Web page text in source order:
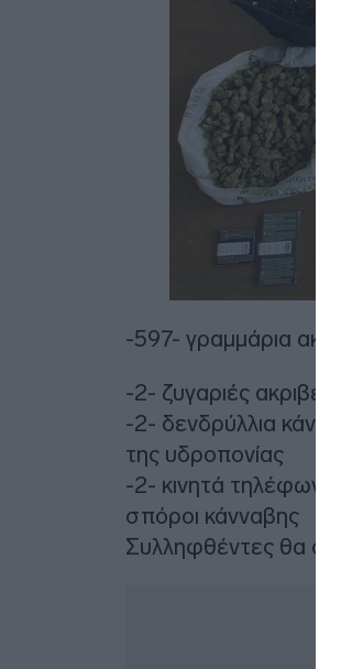
-597- γραμμάρια
-2- ζυγαριές ακριβείας
-2- δενδρύλλια
της υδροπονίας
-2- κινητά τηλέφωνα
σπόροι κάνναβης
Συλληφθέντες θα